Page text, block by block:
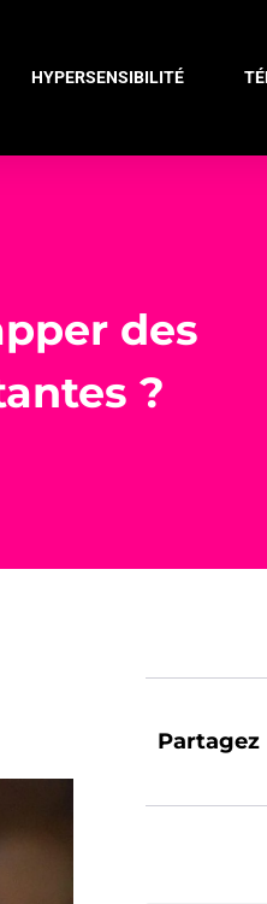
HYPERSENSIBILITÉ
des
?
Partagez